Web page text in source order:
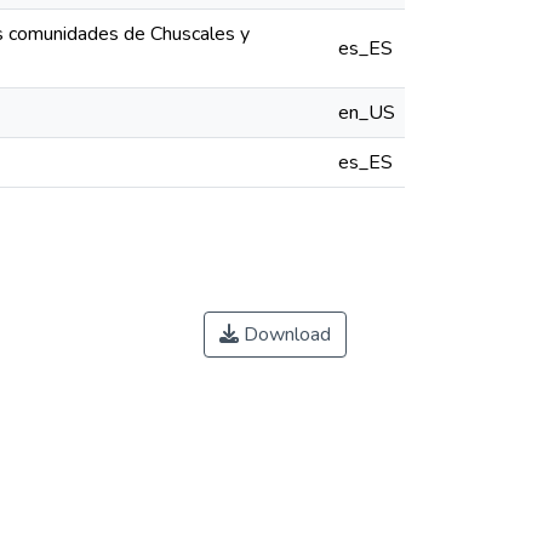
de Chuscales y
es_ES
en_US
es_ES
Download